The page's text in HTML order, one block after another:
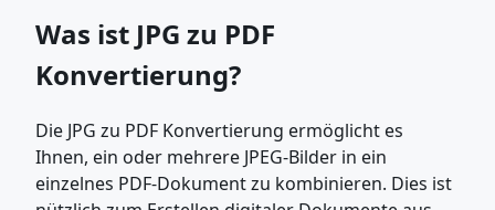
Was ist JPG zu PDF
Konvertierung?
Die JPG zu PDF Konvertierung ermöglicht es
Ihnen, ein oder mehrere JPEG-Bilder in ein
einzelnes PDF-Dokument zu kombinieren. Dies ist